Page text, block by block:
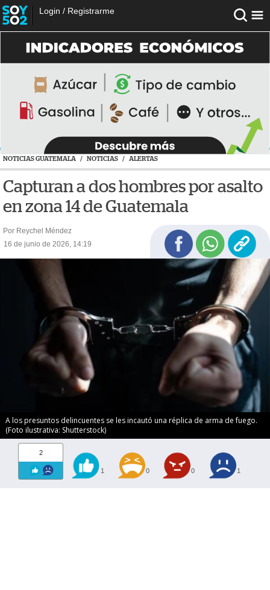
Login / Registrarme
NOTICIAS GUATEMALA / NOTICIAS / ALERTAS
Capturan a dos hombres por asalto
en zona 14 de Guatemala
Por Reychel Méndez
16 de junio de 2026, 14:19
A los presuntos delincuentes se les incautó una réplica de arma de fuego.
(Foto ilustrativa: Shutterstock)
2
1 0 0 1